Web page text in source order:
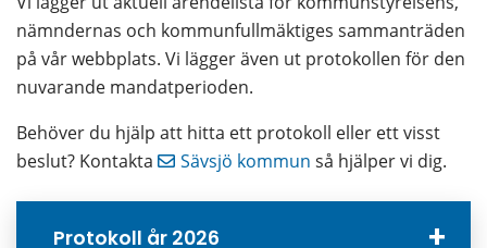
nämndernas och kommunfullmäktiges sammanträden
på vår webbplats. Vi lägger även ut protokollen för den
nuvarande mandatperioden.
Behöver du hjälp att hitta ett protokoll eller ett visst
beslut? Kontakta
Sävsjö kommun så hjälper vi dig.
Protokoll år 2026